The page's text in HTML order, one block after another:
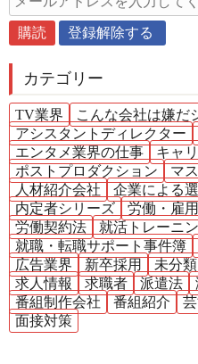
カテゴリー
TV業界 こんな会社は嫌だ
アシスタントディレクター
エンタメ業界の仕事
キャ
ポストプロダクション
マ
人材紹介会社
企業による
内定者シリーズ
労働・雇
労働契約法
就活トレーニ
就職・転職サポート事件簿
広告業界
新卒採用 未分類
求人情報
求職者 派遣法
番組制作会社
番組紹介
面接対策